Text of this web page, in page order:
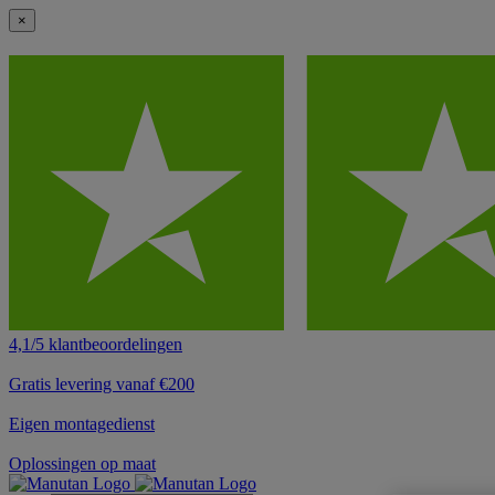
×
4,1/5 klantbeoordelingen
Gratis levering vanaf €200
Eigen montagedienst
Oplossingen op maat